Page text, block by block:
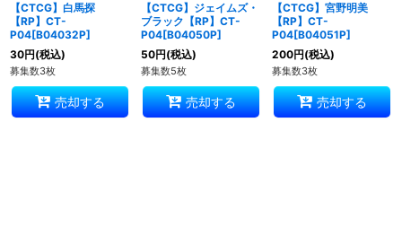
【CTCG】白馬探
【RP】CT-
P04[B04032P]
30円(税込)
募集数3枚
売却する
【CTCG】ジェイムズ・
ブラック【RP】CT-
P04[B04050P]
50円(税込)
募集数5枚
売却する
【CTCG】宮野明美
【RP】CT-
P04[B04051P]
200円(税込)
募集数3枚
売却する